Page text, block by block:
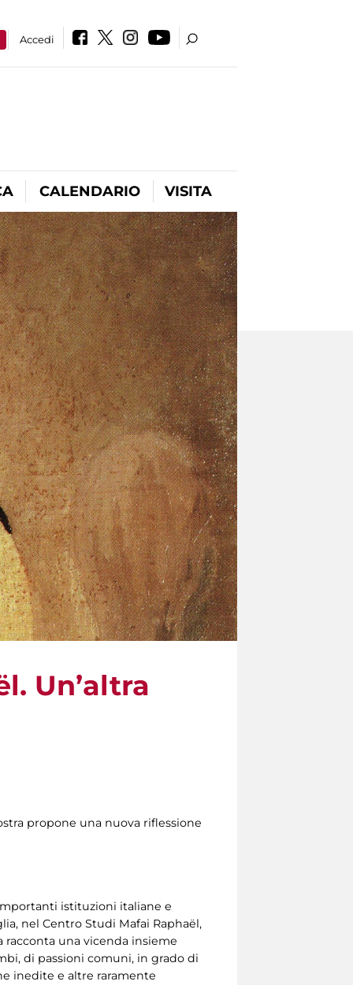
Accedi
CALENDARIO VISITA
Un’altra
propone una nuova riflessione
istituzioni italiane e
nel Centro Studi Mafai Raphaël,
racconta una vicenda insieme
di passioni comuni, in grado di
inedite e altre raramente